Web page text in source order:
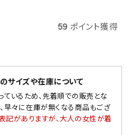
59 ポイント獲得
サイズや在庫について
いるため、先着順での販売とな
早々に在庫が無くなる商品もござ
表記がありますが、大人の女性が着